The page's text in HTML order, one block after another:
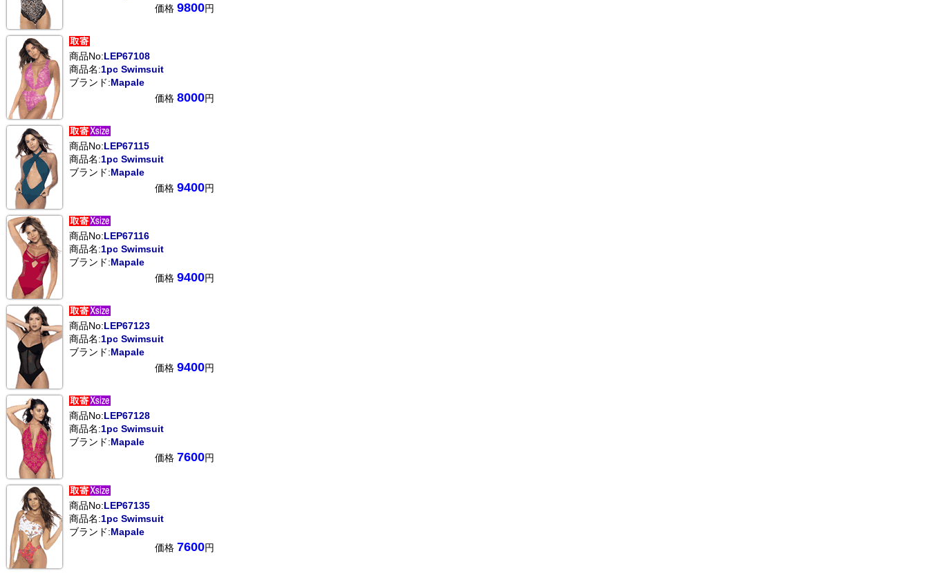
価格 9800円
商品No:LEP67108
商品名:1pc Swimsuit
ブランド:Mapale
価格 8000円
商品No:LEP67115
商品名:1pc Swimsuit
ブランド:Mapale
価格 9400円
商品No:LEP67116
商品名:1pc Swimsuit
ブランド:Mapale
価格 9400円
商品No:LEP67123
商品名:1pc Swimsuit
ブランド:Mapale
価格 9400円
商品No:LEP67128
商品名:1pc Swimsuit
ブランド:Mapale
価格 7600円
商品No:LEP67135
商品名:1pc Swimsuit
ブランド:Mapale
価格 7600円